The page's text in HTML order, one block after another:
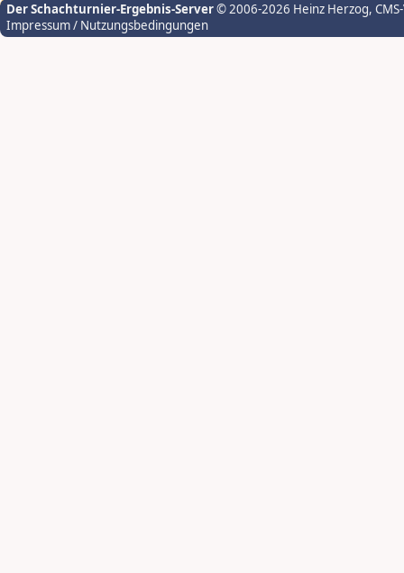
Der Schachturnier-Ergebnis-Server© 2006-2026 Heinz Herzog,
Impressum / Nutzungsbedingungen